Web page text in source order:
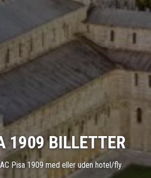
1909 BILLETTER
Pisa 1909 med eller uden hotel/fly